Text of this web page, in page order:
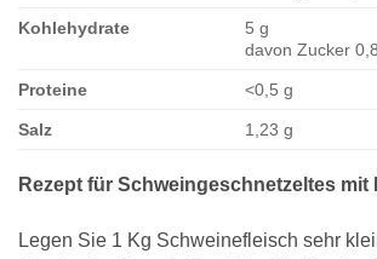
Kohlehydrate
5 g
davon Zucker
Proteine <0,5 g
Salz 1,23 g
Rezept für Schweingeschnetzeltes mit
Legen Sie 1 Kg Schweinefleisch sehr